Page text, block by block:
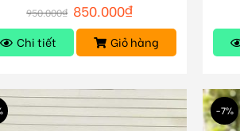
950.000₫ 850.000₫
Chi tiết Giỏ hàng
-7%